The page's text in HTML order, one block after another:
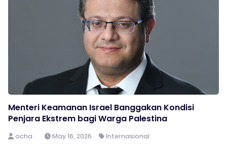
Menteri Keamanan Israel Banggakan Kondisi
Penjara Ekstrem bagi Warga Palestina
ocha May 16, 2026 Internasional